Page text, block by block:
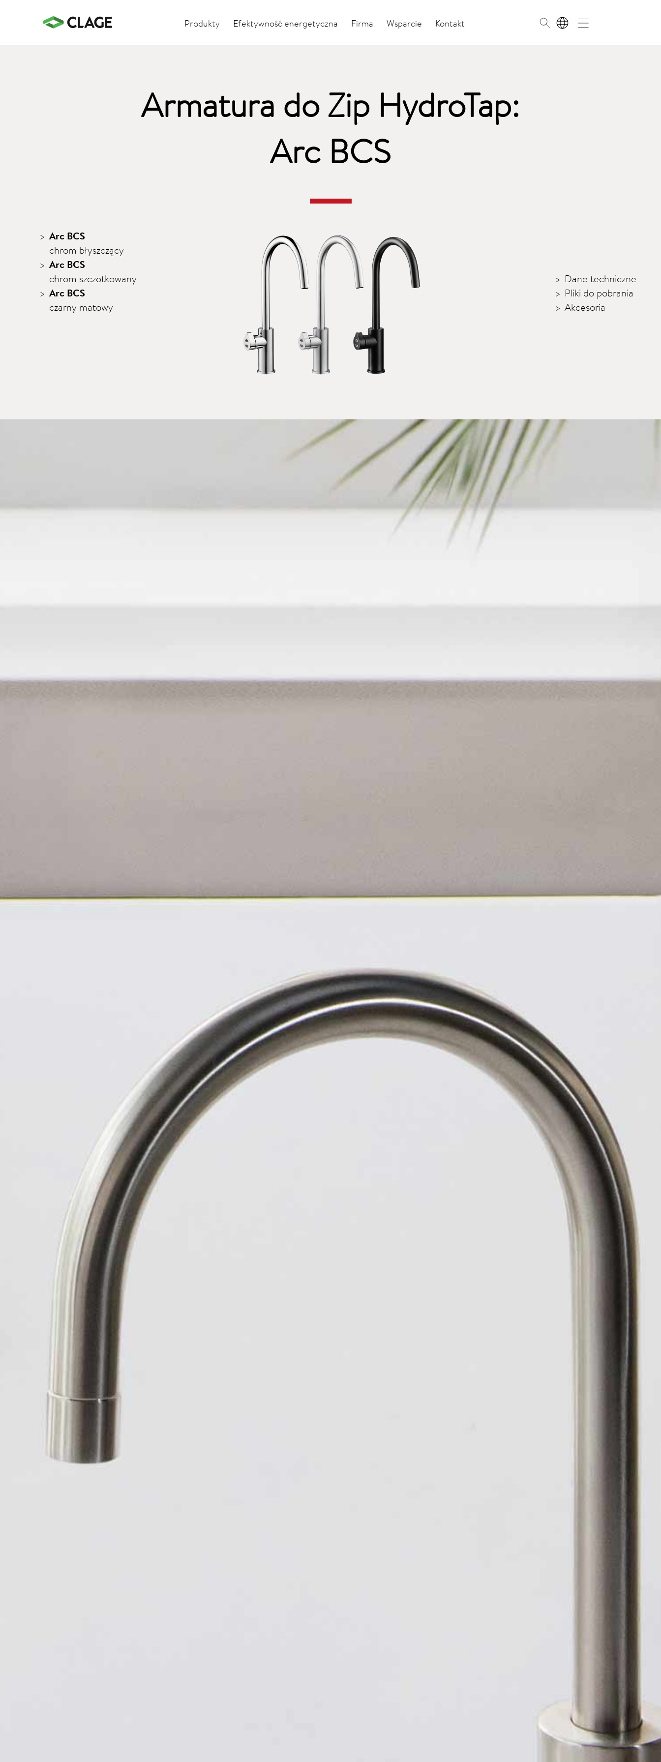
Produkty Efektywność energetyczna Firma Wsparcie Kontakt PL
Armatura do Zip HydroTap:
Arc BCS
Arc BCS
chrom błyszczący
Arc BCS
chrom szczotkowany
Arc BCS
czarny matowy
Dane techniczne
Pliki do pobrania
Akcesoria
wrząca woda pitna
schłodzona, gazowana
woda pitna